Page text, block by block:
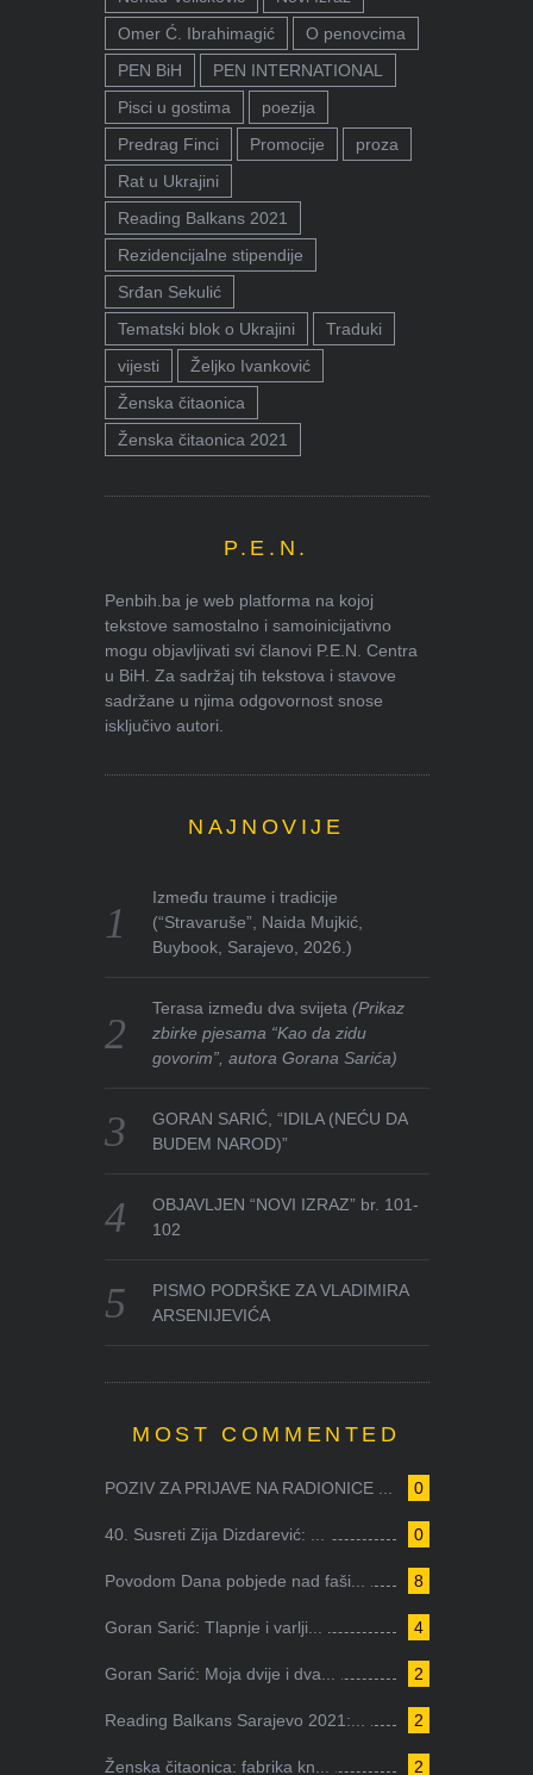
Omer Ć. Ibrahimagić
O penovcima
PEN BiH
PEN INTERNATIONAL
Pisci u gostima
poezija
Predrag Finci
Promocije
proza
Rat u Ukrajini
Reading Balkans 2021
Rezidencijalne stipendije
Srđan Sekulić
Tematski blok o Ukrajini
Traduki
vijesti
Željko Ivanković
Ženska čitaonica
Ženska čitaonica 2021
P.E.N.
Penbih.ba je web platforma na kojoj
tekstove samostalno i samoinicijativno
mogu objavljivati svi članovi P.E.N. Centra
u BiH. Za sadržaj tih tekstova i stavove
sadržane u njima odgovornost snose
isključivo autori.
NAJNOVIJE
Između traume i tradicije
(“Stravaruše”, Naida Mujkić,
Buybook, Sarajevo, 2026.)
Terasa između dva svijeta(Prikaz
zbirke pjesama “Kao da zidu
govorim”, autora Gorana Sarića)
GORAN SARIĆ, “IDILA (NEĆU DA
BUDEM NAROD)”
OBJAVLJEN “NOVI IZRAZ” br. 101-
102
PISMO PODRŠKE ZA VLADIMIRA
ARSENIJEVIĆA
MOST COMMENTED
0
POZIV ZA PRIJAVE NA RADIONICE ...
0
40. Susreti Zija Dizdarević: ...
8
Povodom Dana pobjede nad faši...
4
Goran Sarić: Tlapnje i varlji...
2
Goran Sarić: Moja dvije i dva...
2
Reading Balkans Sarajevo 2021:...
2
Ženska čitaonica: fabrika kn...